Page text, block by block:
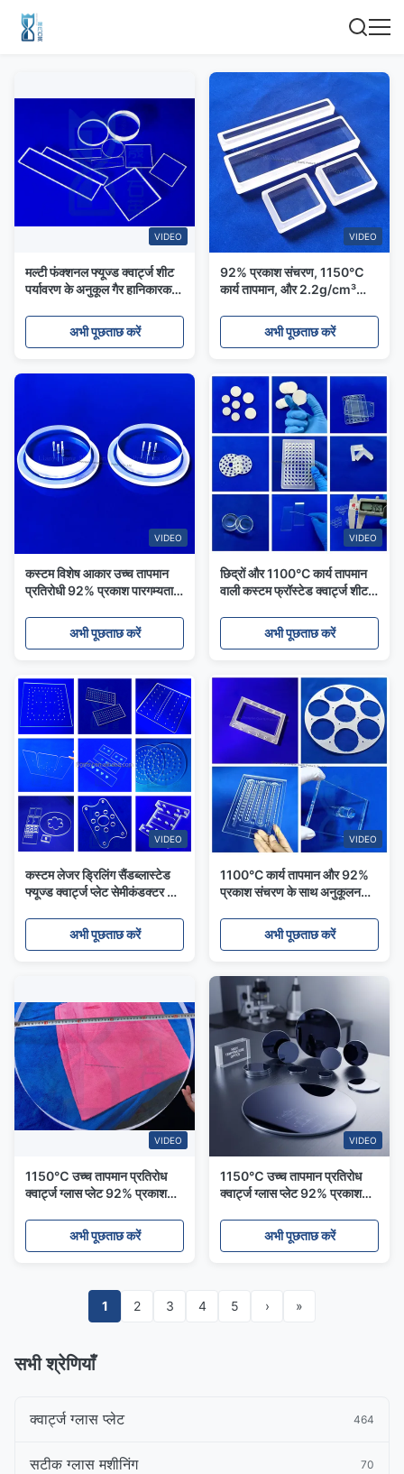
VIDEO
मल्टी फंक्शनल फ्यूज्ड क्वार्ट्ज शीट
पर्यावरण के अनुकूल गैर हानिकारक
अभी पूछताछ करें
VIDEO
92% प्रकाश संचरण, 1150℃
कार्य तापमान, और 2.2g/cm³
क्वार्ट्ज प्लेट
अभी पूछताछ करें
VIDEO
कस्टम विशेष आकार उच्च तापमान
प्रतिरोधी 92% प्रकाश पारगम्यता
अभी पूछताछ करें
VIDEO
छिद्रों और 1100°C कार्य तापमान
वाली कस्टम फ्रॉस्टेड क्वार्ट्ज शीट
अभी पूछताछ करें
VIDEO
कस्टम लेजर ड्रिलिंग सैंडब्लास्टेड
फ्यूज्ड क्वार्ट्ज प्लेट सेमीकंडक्टर और
प्रतिरोधी
अभी पूछताछ करें
VIDEO
1100°C कार्य तापमान और 92%
प्रकाश संचरण के साथ अनुकूलन
अभी पूछताछ करें
VIDEO
1150℃ उच्च तापमान प्रतिरोध
क्वार्ट्ज ग्लास प्लेट 92% प्रकाश
साथ
अभी पूछताछ करें
VIDEO
1150℃ उच्च तापमान प्रतिरोध
क्वार्ट्ज ग्लास प्लेट 92% प्रकाश
साथ
अभी पूछताछ करें
1 2 3 4 5 › »
सभी श्रेणियाँ
क्वार्ट्ज ग्लास प्लेट 464
सटीक ग्लास मशीनिंग 70